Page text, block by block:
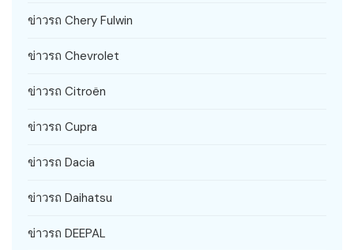
ข่าวรถ Chery Fulwin
ข่าวรถ Chevrolet
ข่าวรถ Citroën
ข่าวรถ Cupra
ข่าวรถ Dacia
ข่าวรถ Daihatsu
ข่าวรถ DEEPAL